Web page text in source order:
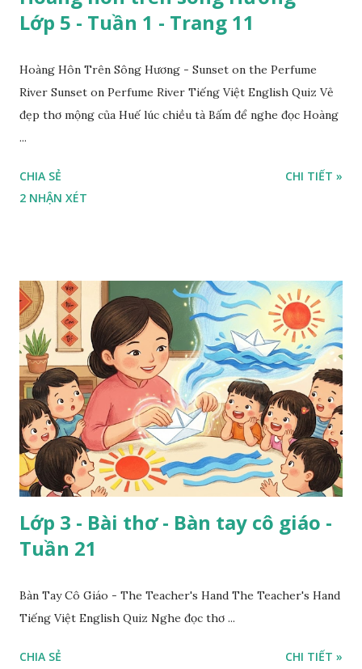
Lớp 5 - Tuần 1 - Trang 11
Hoàng Hôn Trên Sông Hương - Sunset on the Perfume
River Sunset on Perfume River Tiếng Việt English Quiz Vẻ
đẹp thơ mộng của Huế lúc chiều tà Bấm để nghe đọc Hoàng
...
CHIA SẺ
2 NHẬN XÉT
CHI TIẾT »
Lớp 3 - Bài thơ - Bàn tay cô giáo -
Tuần 21
Bàn Tay Cô Giáo - The Teacher's Hand The Teacher's Hand
Tiếng Việt English Quiz Nghe đọc thơ ...
CHIA SẺ
CHI TIẾT »